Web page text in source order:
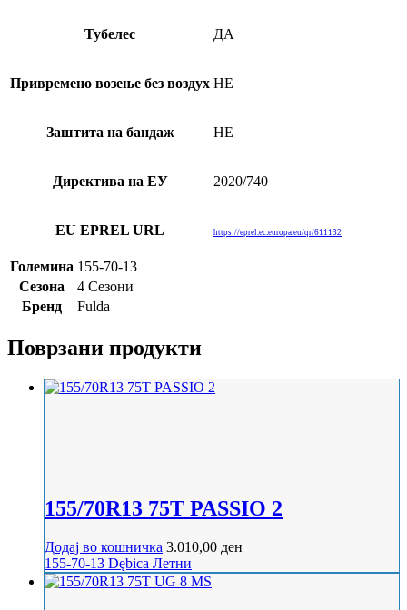
Тубелес ДА
Привремено возење без воздух НЕ
Заштита на бандаж НЕ
Директива на ЕУ 2020/740
EU EPREL URL https://eprel.ec.europa.eu/qr/611132
Големина 155-70-13
Сезона
4 Сезони
Бренд
Fulda
Поврзани продукти
155/70R13 75T PASSIO 2
Додај во кошничка 3.010,00 ден
155-70-13 Dębica Летни